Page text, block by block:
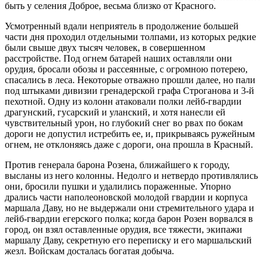
быть у селения Доброе, весьма близко от Красного.
Усмотренный вдали неприятель в продолжение большей
части дня проходил отдельными толпами, из которых редкие
были свыше двух тысяч человек, в совершенном
расстройстве. Под огнем батарей наших оставляли они
орудия, бросали обозы и рассеянные, с огромною потерею,
спасались в леса. Некоторые отважно прошли далее, но пали
под штыками дивизии гренадерской графа Строганова и 3-й
пехотной. Одну из колонн атаковали полки лейб-гвардии
драгунский, гусарский и уланский, и хотя нанесли ей
чувствительный урон, но глубокий снег во рвах по бокам
дороги не допустил истребить ее, и, прикрываясь ружейным
огнем, не отклоняясь даже с дороги, она прошла в Красный.
Против генерала барона Розена, ближайшего к городу,
высланы из него колонны. Недолго и нетвердо противлялись
они, бросили пушки и удалились пораженные. Упорно
дрались части наполеоновской молодой гвардии и корпуса
маршала Даву, но не выдержали они стремительного удара и
лейб-гвардии егерского полка; когда барон Розен ворвался в
город, он взял оставленные орудия, все тяжести, экипажи
маршалу Даву, секретную его переписку и его маршальский
жезл. Войскам досталась богатая добыча.